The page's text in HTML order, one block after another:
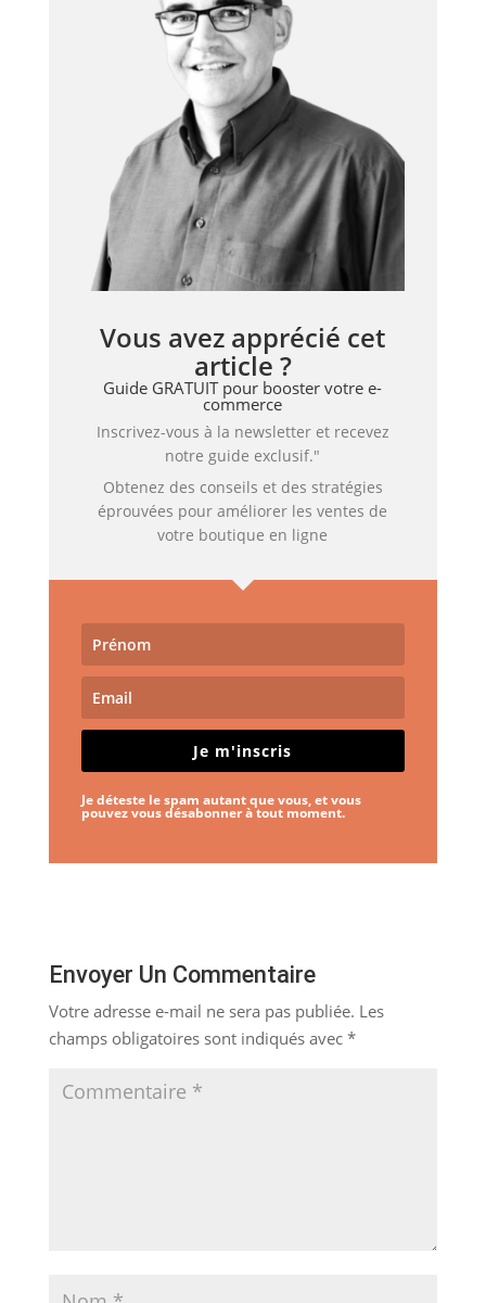
Vous avez apprécié cet
article ?
Guide GRATUIT pour booster votre e-
commerce
Inscrivez-vous à la newsletter et recevez
notre guide exclusif."
Obtenez des conseils et des stratégies
éprouvées pour améliorer les ventes de
votre boutique en ligne
Je m'inscris
Je déteste le spam autant que vous, et vous
pouvez vous désabonner à tout moment.
Envoyer Un Commentaire
Votre adresse e-mail ne sera pas publiée. Les
champs obligatoires sont indiqués avec *